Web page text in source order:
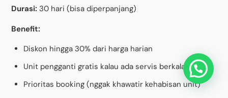
Durasi: 30 hari (bisa diperpanjang)
Benefit:
Diskon hingga 30% dari harga harian
Unit pengganti gratis kalau ada servis berkala
Prioritas booking (nggak khawatir kehabisan unit)